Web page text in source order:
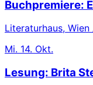
Buchpremiere:
Literaturhaus,
Mi. 14. Okt.
Lesung: Brita